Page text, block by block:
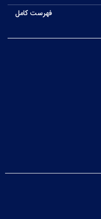
فهرست کامل